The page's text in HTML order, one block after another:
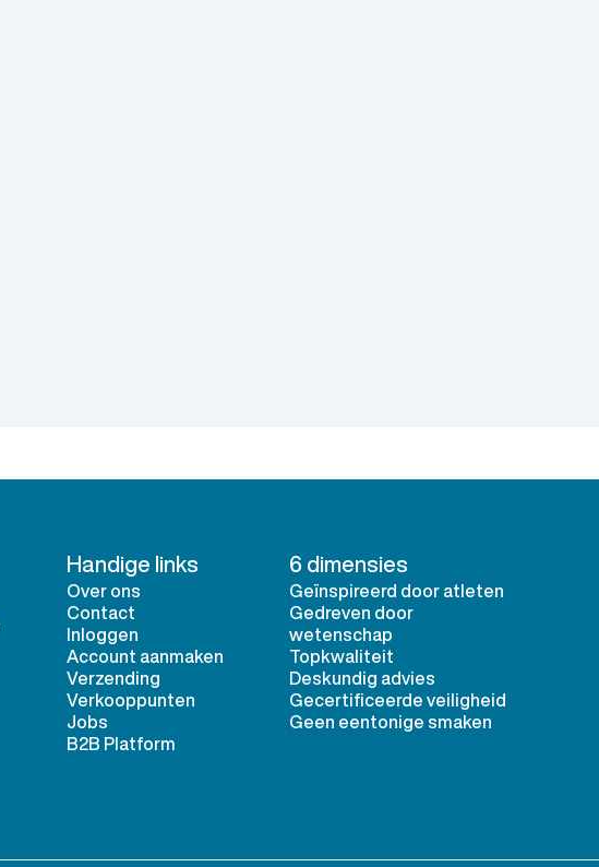
Handige links
Over ons
Contact
Inloggen
Account aanmaken
Verzending
Verkooppunten
Jobs
B2B Platform
6 dimensies
Geïnspireerd door atleten
Gedreven door
wetenschap
Topkwaliteit
Deskundig advies
Gecertificeerde veiligheid
Geen eentonige smaken